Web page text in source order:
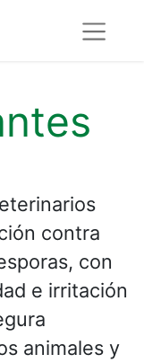
contra
con
e irritación
animales y